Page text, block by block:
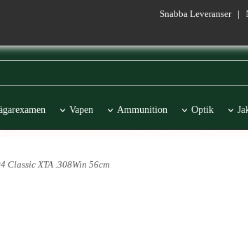
Snabba Leveranser |
Vapen Ammunition Optik
Classic XTA .308Win 56cm